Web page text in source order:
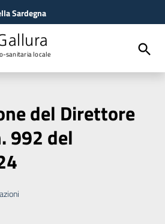
Sardegna
sanitaria locale
del Direttore
992 del